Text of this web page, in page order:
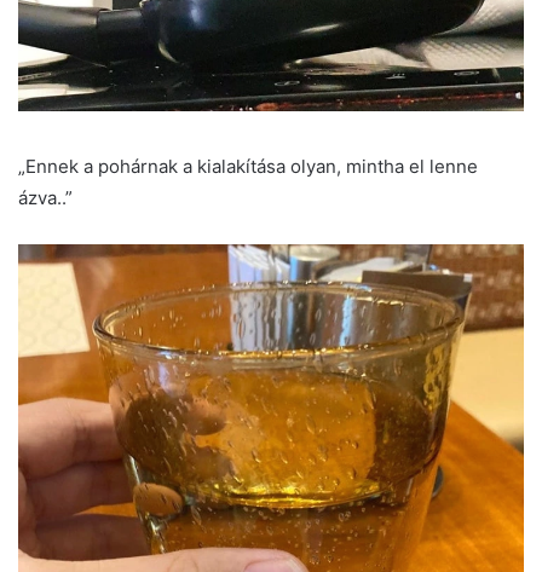
„Ennek a pohárnak a kialakítása olyan, mintha el lenne
ázva..”